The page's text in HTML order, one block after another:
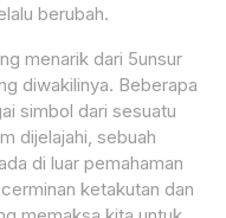
berubah.
menarik dari 5unsur
diwakilinya. Beberapa
simbol dari sesuatu
dijelajahi, sebuah
di luar pemahaman
ketakutan dan